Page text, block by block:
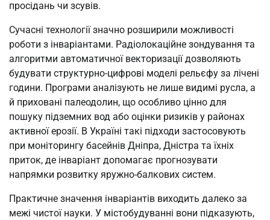
просідань чи зсувів.
Сучасні технології значно розширили можливості
роботи з інваріантами. Радіолокаційне зондування та
алгоритми автоматичної векторизації дозволяють
будувати структурно-цифрові моделі рельєфу за лічені
години. Програми аналізують не лише видимі русла, а
й приховані палеодолин, що особливо цінно для
пошуку підземних вод або оцінки ризиків у районах
активної ерозії. В Україні такі підходи застосовують
при моніторингу басейнів Дніпра, Дністра та їхніх
приток, де інваріант допомагає прогнозувати
напрямки розвитку яружно-балкових систем.
Практичне значення інваріантів виходить далеко за
межі чистої науки. У містобудуванні вони підказують,